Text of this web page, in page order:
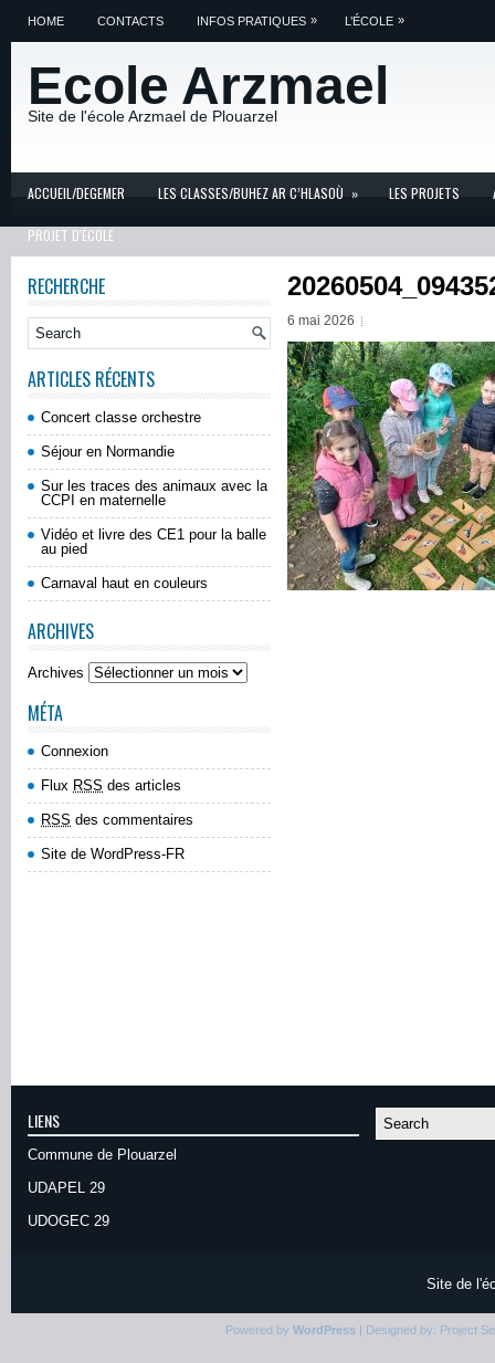
HOME CONTACTS INFOS PRATIQUES » L’ÉCOLE »
Ecole Arzmael
Site de l'école Arzmael de Plouarzel
ACCUEIL/DEGEMER LES CLASSES/BUHEZ AR C’HLASOÙ » LES PROJETS
PROJET D'ÉCOLE
6 mai 2026
RECHERCHE
ARTICLES RÉCENTS
Concert classe orchestre
Séjour en Normandie
Sur les traces des animaux avec la
CCPI en maternelle
Vidéo et livre des CE1 pour la balle
au pied
Carnaval haut en couleurs
ARCHIVES
Archives
MÉTA
Connexion
Flux RSS des articles
RSS des commentaires
Site de WordPress-FR
LIENS
Commune de Plouarzel
UDAPEL 29
UDOGEC 29
Site de
Powered by WordPress| Designed by: Project